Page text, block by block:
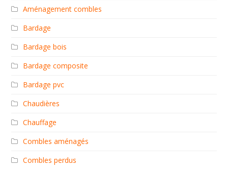
Aménagement combles
Bardage
Bardage bois
Bardage composite
Bardage pvc
Chaudières
Chauffage
Combles aménagés
Combles perdus